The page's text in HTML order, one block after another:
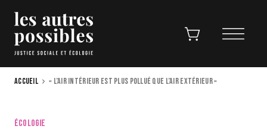
contenu
principal
Panier
Accueil « L’air intérieur est plus pollué que l’air extérieur »
ÉCOLOGIE